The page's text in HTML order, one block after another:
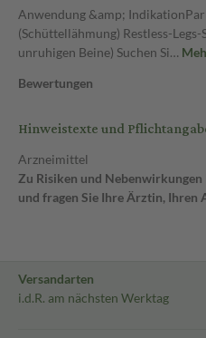
Anwendung &amp;
(Schüttellähmung) Restless-
unruhigen Beine) Suchen Si…
Bewertungen
Hinweistexte und
Arzneimittel
Zu Risiken und Nebenwirkungen
und fragen Sie Ihre Ärztin, Ihren
Versandarten
i.d.R. am nächsten Werktag